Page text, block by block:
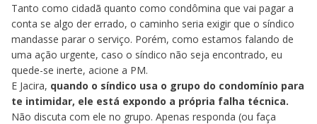
Tanto como cidadã quanto como condômina que vai pagar a
conta se algo der errado, o caminho seria exigir que o síndico
mandasse parar o serviço. Porém, como estamos falando de
uma ação urgente, caso o síndico não seja encontrado, eu
quede-se inerte, acione a PM.
E Jacira, quando o síndico usa o grupo do condomínio para
te intimidar, ele está expondo a própria falha técnica.
Não discuta com ele no grupo. Apenas responda (ou faça